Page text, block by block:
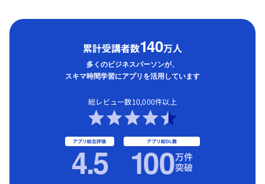
累計受講者数140万人
多くのビジネスパーソンが、
スキマ時間学習にアプリを活用しています
総レビュー数10,000件以上
アプリ総合評価
4.5 アプリ総DL数
100万件
突破